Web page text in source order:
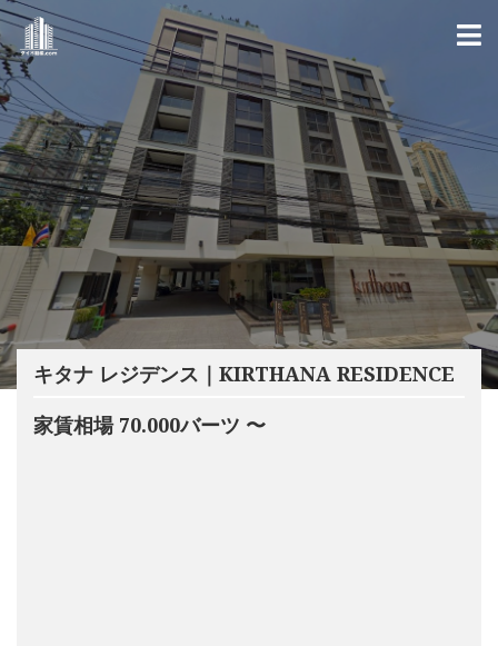
キタナ レジデンス｜KIRTHANA RESIDENCE
家賃相場 70.000バーツ 〜